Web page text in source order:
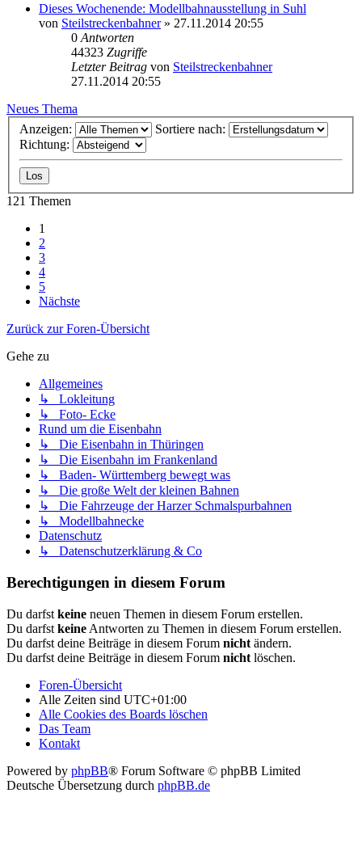
Dieses Wochenende: Modellbahnausstellung in Suhl
von Steilstreckenbahner» 27.11.2014 20:55
0 Antworten
44323 Zugriffe
Letzter Beitrag von Steilstreckenbahner
27.11.2014 20:55
Neues Thema
Anzeigen:
Sortiere nach:
Richtung:
121 Themen
1
2
3
4
5
Nächste
Zurück zur Foren-Übersicht
Gehe zu
Allgemeines
↳ Lokleitung
↳ Foto- Ecke
Rund um die Eisenbahn
↳ Die Eisenbahn in Thüringen
↳ Die Eisenbahn im Frankenland
↳ Baden- Württemberg bewegt was
↳ Die große Welt der kleinen Bahnen
↳ Die Fahrzeuge der Harzer Schmalspurbahnen
↳ Modellbahnecke
Datenschutz
↳ Datenschutzerklärung & Co
Berechtigungen in diesem Forum
Du darfst keine neuen Themen in diesem Forum erstellen.
Du darfst keine Antworten zu Themen in diesem Forum erstellen.
Du darfst deine Beiträge in diesem Forum nicht ändern.
Du darfst deine Beiträge in diesem Forum nicht löschen.
Foren-Übersicht
Alle Zeiten sind UTC+01:00
Alle Cookies des Boards löschen
Das Team
Kontakt
Powered by phpBB® Forum Software © phpBB Limited
Deutsche Übersetzung durch phpBB.de